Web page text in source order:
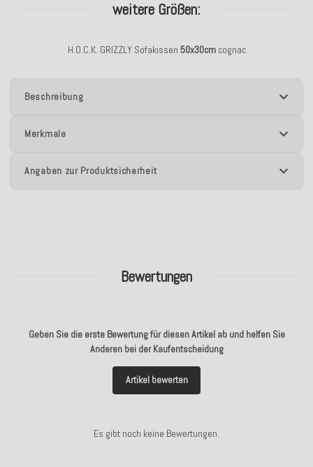
weitere Größen:
H.O.C.K. GRIZZLY Sofakissen 50x30cmcognac
Beschreibung
Merkmale
Angaben zur Produktsicherheit
Bewertungen
Geben Sie die erste Bewertung für diesen Artikel ab und helfen Sie
Anderen bei der Kaufentscheidung
Artikel bewerten
Es gibt noch keine Bewertungen.